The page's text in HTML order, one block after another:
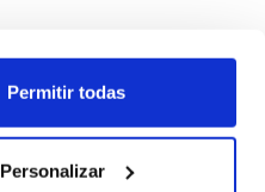
Permitir todas
Personalizar